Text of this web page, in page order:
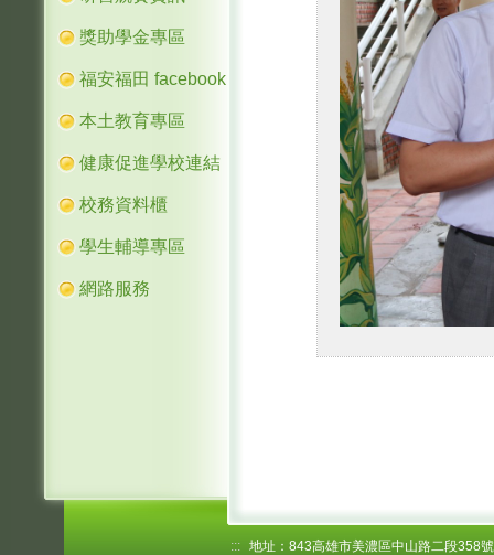
獎助學金專區
福安福田 facebook
本土教育專區
健康促進學校連結
校務資料櫃
學生輔導專區
網路服務
:::
地址：843高雄市美濃區中山路二段358